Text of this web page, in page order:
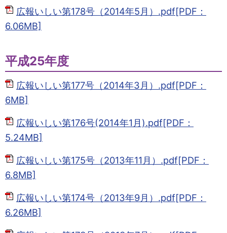
広報いしい第178号（2014年5月）.pdf[PDF：
6.06MB]
平成25年度
広報いしい第177号（2014年3月）.pdf[PDF：
6MB]
広報いしい第176号(2014年1月).pdf[PDF：
5.24MB]
広報いしい第175号（2013年11月）.pdf[PDF：
6.8MB]
広報いしい第174号（2013年9月）.pdf[PDF：
6.26MB]